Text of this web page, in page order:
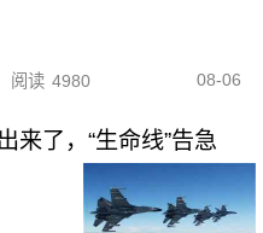
阅读 4980 08-06
来了，“生命线”告急